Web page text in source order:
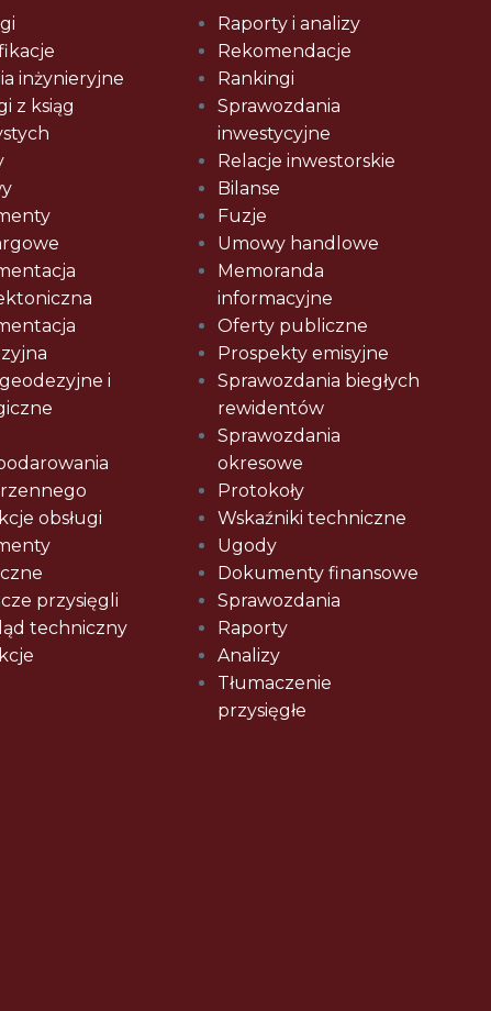
inżynieryjne
z ksiąg
i
obsługi
przysięgli
techniczny
Raporty i analizy
Rekomendacje
Rankingi
Sprawozdania
inwestycyjne
Relacje inwestorskie
Bilanse
Fuzje
Umowy handlowe
Memoranda
informacyjne
Oferty publiczne
Prospekty emisyjne
Sprawozdania biegłych
rewidentów
Sprawozdania
okresowe
Protokoły
Wskaźniki techniczne
Ugody
Dokumenty finansowe
Sprawozdania
Raporty
Analizy
Tłumaczenie
przysięgłe